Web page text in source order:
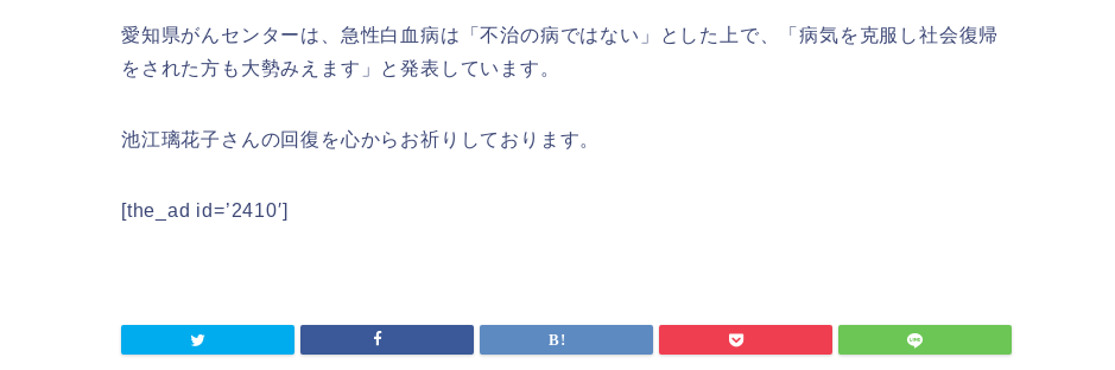
愛知県がんセンターは、急性白血病は「不治の病ではない」とした上で、「病気を克服し社会復帰
をされた方も大勢みえます」と発表しています。
池江璃花子さんの回復を心からお祈りしております。
[the_ad id=’2410′]